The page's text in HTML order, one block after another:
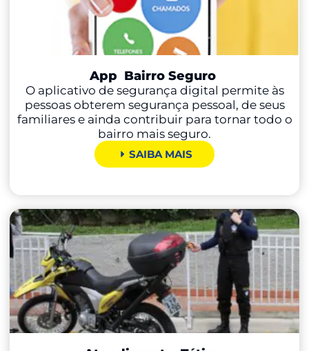
App Bairro Seguro
O aplicativo de segurança digital permite às
pessoas obterem segurança pessoal, de seus
familiares e ainda contribuir para tornar todo o
bairro mais seguro.
SAIBA MAIS